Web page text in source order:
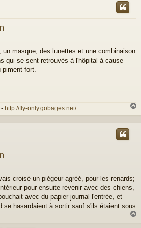
masque, des lunettes et une combinaison
qui se sent retrouvés à l'hôpital à cause
piment fort.
- http://fly-only.gobages.net/
a
croisé un piégeur agréé, pour les renards;
pour ensuite revenir avec des chiens,
avec du papier journal l'entrée, et
se hasardaient à sortir sauf s'ils étaient sous